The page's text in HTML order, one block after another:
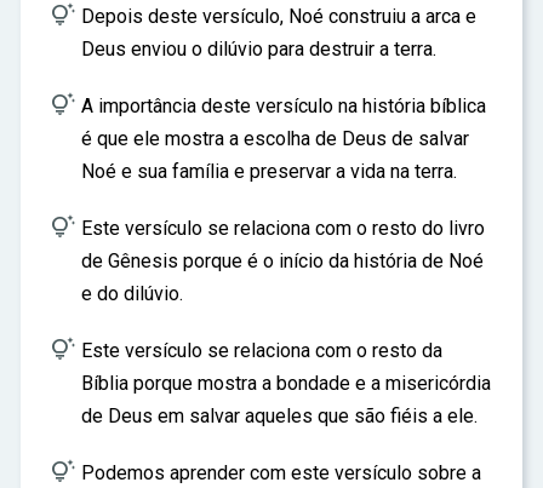
 Depois deste versículo, Noé construiu a arca e
Deus enviou o dilúvio para destruir a terra.
 A importância deste versículo na história bíblica
é que ele mostra a escolha de Deus de salvar
Noé e sua família e preservar a vida na terra.
 Este versículo se relaciona com o resto do livro
de Gênesis porque é o início da história de Noé
e do dilúvio.
 Este versículo se relaciona com o resto da
Bíblia porque mostra a bondade e a misericórdia
de Deus em salvar aqueles que são fiéis a ele.
 Podemos aprender com este versículo sobre a